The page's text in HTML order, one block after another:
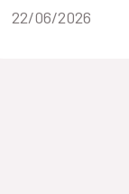
FNUAP
Date of the news::
22/06/2026